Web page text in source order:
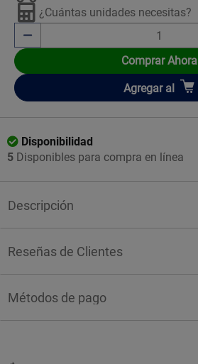
¿Cuántas unidades necesitas?
Comprar Ahora
Añadir
Agregar al
Disponibilidad
5 Disponibles para compra en línea
Descripción
Reseñas de Clientes
Métodos de pago